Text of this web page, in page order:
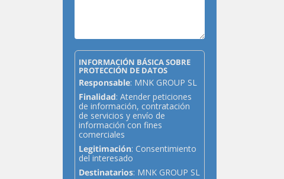
INFORMACIÓN BÁSICA SOBRE
PROTECCIÓN DE DATOS
Responsable: MNK GROUP SL
Finalidad: Atender peticiones
de información, contratación
de servicios y envío de
información con fines
comerciales
Legitimación: Consentimiento
del interesado
Destinatarios: MNK GROUP SL